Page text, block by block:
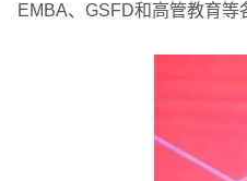
EMBA、 GSFD和高管教育等